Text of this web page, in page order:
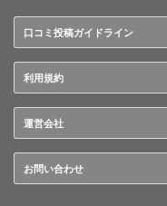
口コミ投稿ガイドライン
利用規約
運営会社
お問い合わせ